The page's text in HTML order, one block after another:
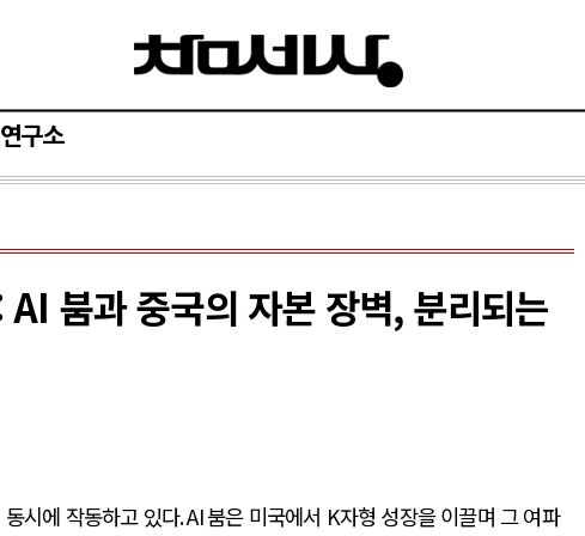
연구소
붐과 중국의 자본 장벽, 분리되는
시에 작동하고 있다. AI붐은 미국에서 K자형 성장을 이끌며 그 여파